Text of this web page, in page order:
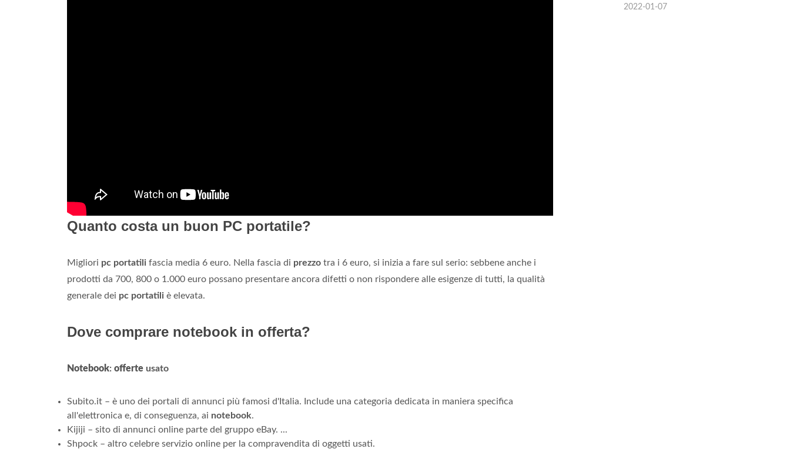
Quanto costa un buon PC portatile?
Migliori pc portatili fascia media 6 euro. Nella fascia di prezzo tra i 6 euro, si inizia a fare sul serio: sebbene anche i
prodotti da 700, 800 o 1.000 euro possano presentare ancora difetti o non rispondere alle esigenze di tutti, la qualità
generale dei pc portatili è elevata.
Dove comprare notebook in offerta?
Notebook: offerte usato
Subito.it – è uno dei portali di annunci più famosi d'Italia. Include una categoria dedicata in maniera specifica
all'elettronica e, di conseguenza, ai notebook.
Kijiji – sito di annunci online parte del gruppo eBay. ...
Shpock – altro celebre servizio online per la compravendita di oggetti usati.
2022-01-07